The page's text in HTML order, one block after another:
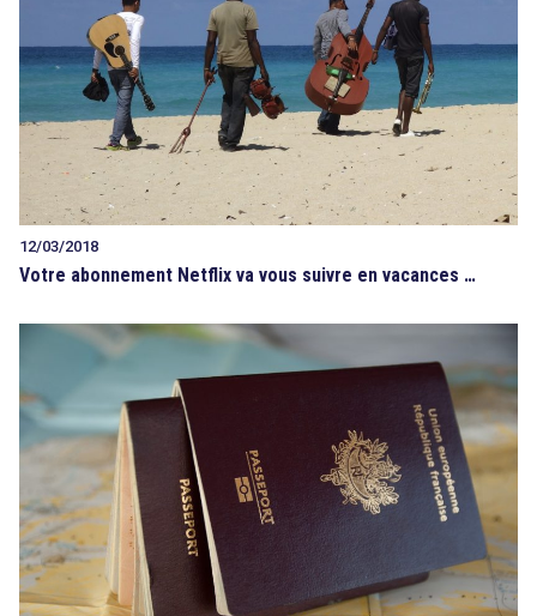
12/03/2018
Votre abonnement Netflix va vous suivre en vacances …